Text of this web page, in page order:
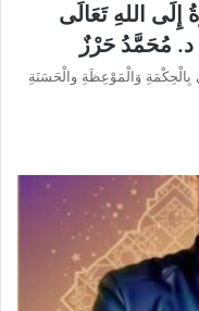
اللهِ تَعَالَى
د. مُحَمَّدُ حَرْزٌ
بِالْحِكْمَةِ وَالْمَوْعِظَةِ والْحَسَنَةِ